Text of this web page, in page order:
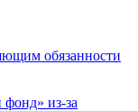
обязанности
из‑за